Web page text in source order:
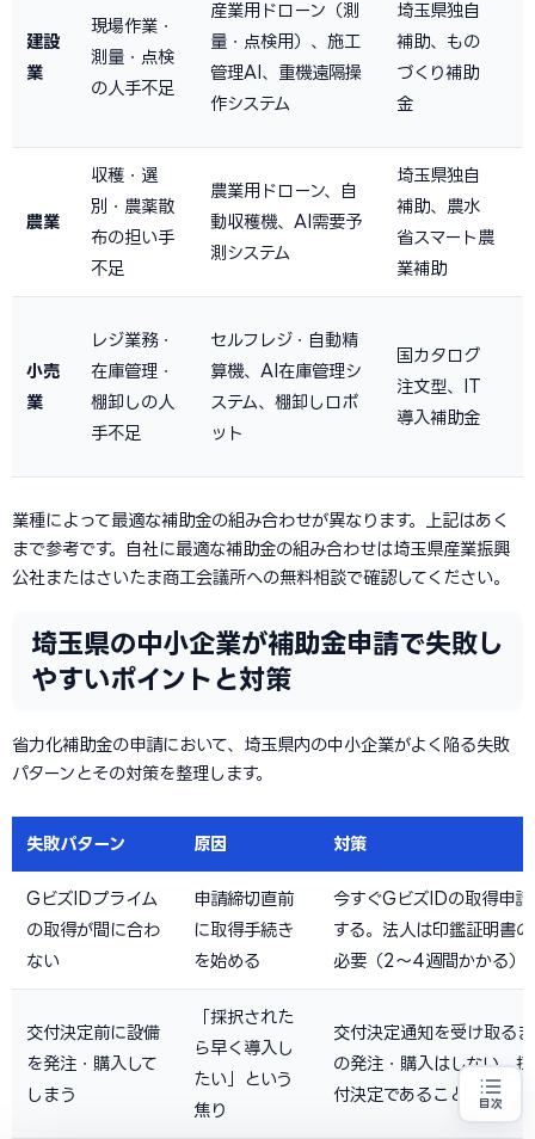
建設
業
現場作業・
測量・点検
の人手不足
産業用ドローン（測
量・点検用）、施工
管理AI、重機遠隔操
作システム
埼玉県独自
補助、もの
づくり補助
金
農業
収穫・選
別・農薬散
布の担い手
不足
農業用ドローン、自
動収穫機、AI需要予
測システム
埼玉県独自
補助、農水
省スマート農
業補助
小売
業
レジ業務・
在庫管理・
棚卸しの人
手不足
セルフレジ・自動精
算機、AI在庫管理シ
ステム、棚卸しロボ
ット
国カタログ
注文型、IT
導入補助金
業種によって最適な補助金の組み合わせが異なります。上記はあく
まで参考です。自社に最適な補助金の組み合わせは埼玉県産業振興
公社またはさいたま商工会議所への無料相談で確認してください。
埼玉県の中小企業が補助金申請で失敗し
やすいポイントと対策
省力化補助金の申請において、埼玉県内の中小企業がよく陥る失敗
パターンとその対策を整理します。
失敗パターン 原因 対策
GビズIDプライム
の取得が間に合わ
ない
申請締切直前
に取得手続き
を始める
今すぐGビズIDの取得申請
する。法人は印鑑証明書
必要（2〜4週間かかる）
交付決定前に設備
を発注・購入して
しまう
「採択された
ら早く導入し
たい」という
焦り
交付決定通知を受け取る
の発注・購入はしない。
付決定であることを理解す
目次
省力化投資をお考えの方